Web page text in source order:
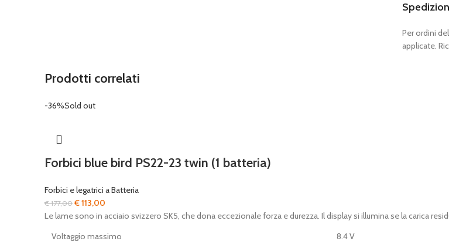
Per ordini
applicate.
Prodotti correlati
-36%Sold out
Forbici blue bird PS22-23 twin (1 batteria)
Forbici e legatrici a Batteria
€177,00Il
prezzo
era:
€113,00
prezzo
è:
Le lame sono in acciaio svizzero SK5, che dona eccezionale forza e durezza. Il display si illumina se la carica
Voltaggio massimo
8.4 V